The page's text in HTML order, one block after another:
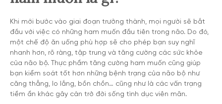
Khi mới bước vào giai đoạn trưởng thành, mọi người sẽ bắt
đầu với việc có những ham muốn đầu tiên trong não. Do đó,
một chế độ ăn uống phù hợp sẽ cho phép bạn suy nghĩ
nhanh hơn, rõ ràng, tập trung và tăng cường các sức khỏe
của não bộ. Thực phẩm tăng cường ham muốn cũng giúp
bạn kiểm soát tốt hơn những bệnh trạng của não bộ như
căng thẳng, lo lắng, bồn chồn… cũng như là các vấn trạng
tiềm ẩn khác gây cản trở đời sống tình dục viên mãn.